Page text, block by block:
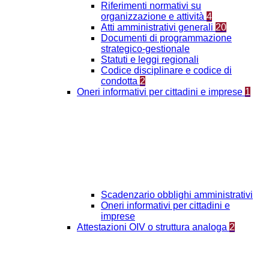
Riferimenti normativi su
organizzazione e attività 4
Atti amministrativi generali 20
Documenti di programmazione
strategico-gestionale
Statuti e leggi regionali
Codice disciplinare e codice di
condotta 2
Oneri informativi per cittadini e imprese 1
Scadenzario obblighi amministrativi
Oneri informativi per cittadini e
imprese
Attestazioni OIV o struttura analoga 2